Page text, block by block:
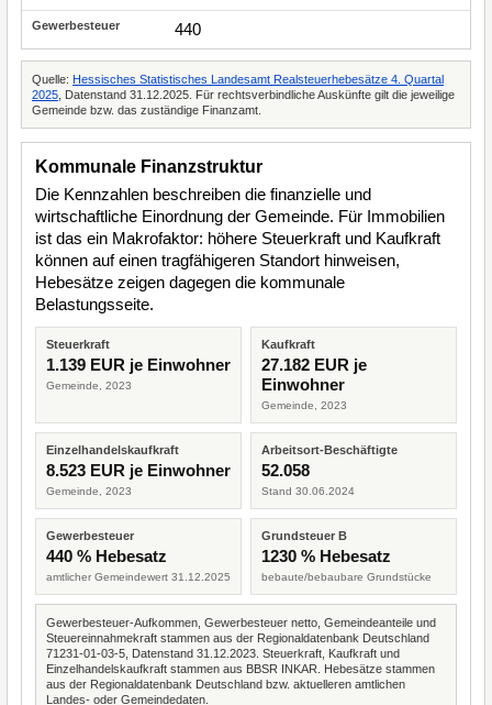
440
Quelle: Hessisches Statistisches Landesamt Realsteuerhebesätze 4. Quartal
2025 , Datenstand 31.12.2025. Für rechtsverbindliche Auskünfte gilt die jeweilige
Gemeinde bzw. das zuständige Finanzamt.
Kommunale Finanzstruktur
Die Kennzahlen beschreiben die finanzielle und
wirtschaftliche Einordnung der Gemeinde. Für Immobilien
ist das ein Makrofaktor: höhere Steuerkraft und Kaufkraft
können auf einen tragfähigeren Standort hinweisen,
Hebesätze zeigen dagegen die kommunale
Belastungsseite.
Steuerkraft
1.139 EUR je Einwohner
Gemeinde, 2023
Kaufkraft
27.182 EUR je
Einwohner
Gemeinde, 2023
Einzelhandelskaufkraft
8.523 EUR je Einwohner
Gemeinde, 2023
Arbeitsort-Beschäftigte
52.058
Stand 30.06.2024
Gewerbesteuer
440 % Hebesatz
amtlicher Gemeindewert 31.12.2025
Grundsteuer B
1230 % Hebesatz
bebaute/bebaubare Grundstücke
Gewerbesteuer-Aufkommen, Gewerbesteuer netto, Gemeindeanteile und
Steuereinnahmekraft stammen aus der Regionaldatenbank Deutschland
71231-01-03-5, Datenstand 31.12.2023. Steuerkraft, Kaufkraft und
Einzelhandelskaufkraft stammen aus BBSR INKAR. Hebesätze stammen
aus der Regionaldatenbank Deutschland bzw. aktuelleren amtlichen
Landes- oder Gemeindedaten.